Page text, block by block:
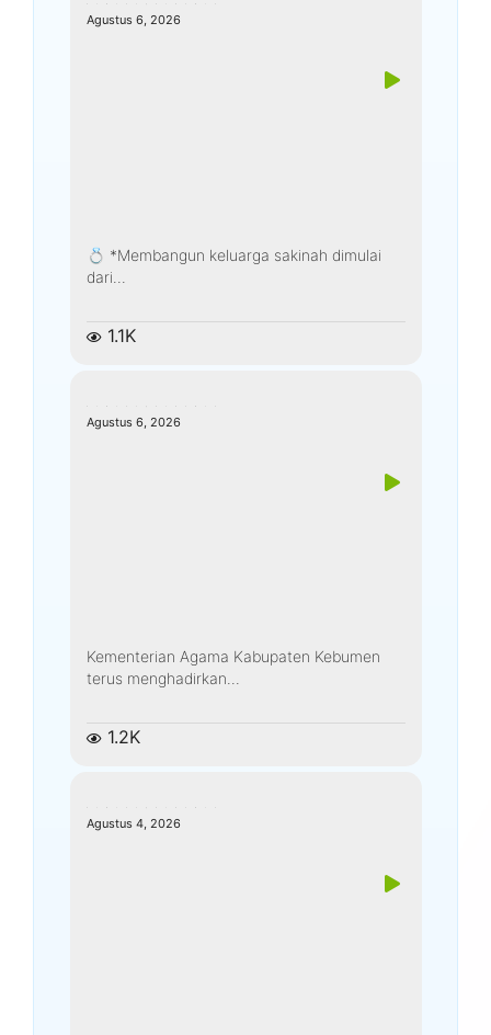
Agustus 6, 2026
💍 *Membangun keluarga sakinah dimulai
dari...
1.1K
Agustus 6, 2026
Kementerian Agama Kabupaten Kebumen
terus menghadirkan...
1.2K
Agustus 4, 2026